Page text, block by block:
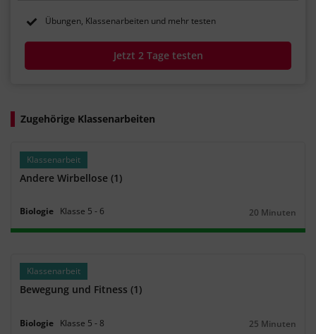
Übungen, Klassenarbeiten und mehr testen
Jetzt 2 Tage testen
Zugehörige Klassenarbeiten
Klassenarbeit
Andere Wirbellose (1)
Biologie Klasse 5 ‐ 6
Dauer:
20 Minuten
Klassenarbeit
Bewegung und Fitness (1)
Biologie Klasse 5 ‐ 8
Dauer:
25 Minuten